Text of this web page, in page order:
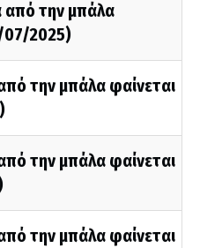
από την μπάλα
07/2025)
την μπάλα φαίνεται
την μπάλα φαίνεται
την μπάλα φαίνεται